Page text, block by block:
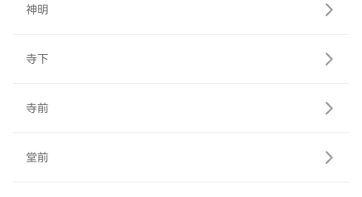
神明
寺下
寺前
堂前